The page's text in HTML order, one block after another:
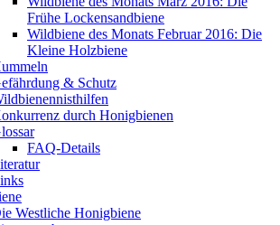
Frühe Lockensandbiene
Wildbiene des Monats Februar 2016: Die
Kleine Holzbiene
& Schutz
durch Honigbienen
FAQ-Details
Westliche Honigbiene